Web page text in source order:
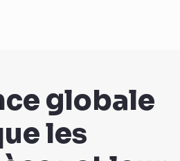
globale
les